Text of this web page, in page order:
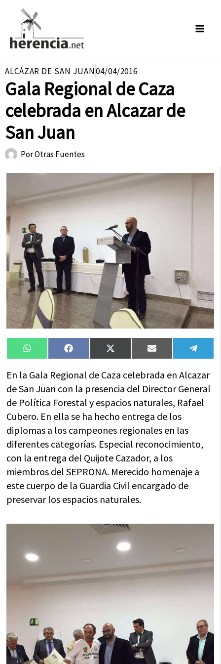
contenido
ALCÁZAR DE SAN JUAN04/04/2016
Gala Regional de Caza
celebrada en Alcazar de
San Juan
PorOtras Fuentes
Compartir
en
WhatsAppCompartir
en
FacebookCompartir
en
X
(Twitter)
Compartir
en
Email
en
En la Gala Regional de Caza celebrada en Alcazar
de San Juan con la presencia del Director General
de Política Forestal y espacios naturales, Rafael
Cubero. En ella se ha hecho entrega de los
diplomas a los campeones regionales en las
diferentes categorías. Especial reconocimiento,
con la entrega del Quijote Cazador, a los
miembros del SEPRONA. Merecido homenaje a
este cuerpo de la Guardia Civil encargado de
preservar los espacios naturales.